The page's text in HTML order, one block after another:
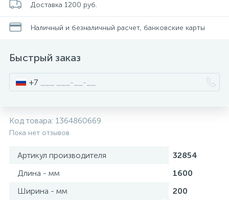
Доставка 1200 руб.
Наличный и безналичный расчет, банковские карты
Быстрый заказ
+7
Код товара: 1364860669
Пока нет отзывов
Артикул производителя
32854
Длина - мм
1600
Ширина - мм
200
Писсуары
Душевые трапы
Аксессуары для ванной
Ревизионный люк